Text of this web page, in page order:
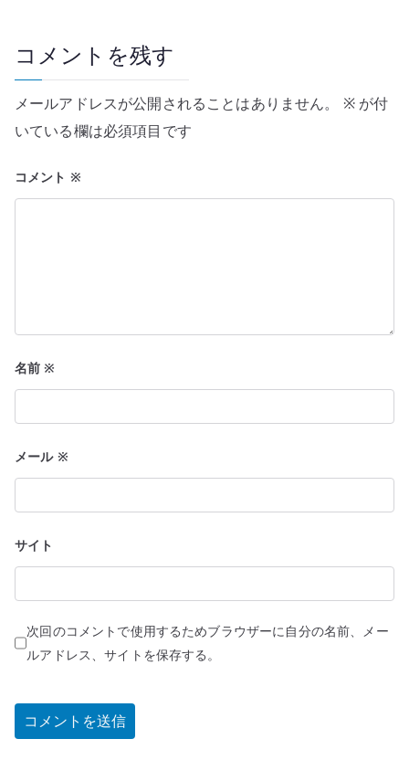
ー
シ
ョ
ン
コメントを残す
メールアドレスが公開されることはありません。 ※が付
いている欄は必須項目です
コメント ※
名前※
メール ※
サイト
次回のコメントで使用するためブラウザーに自分の名前、メー
ルアドレス、サイトを保存する。